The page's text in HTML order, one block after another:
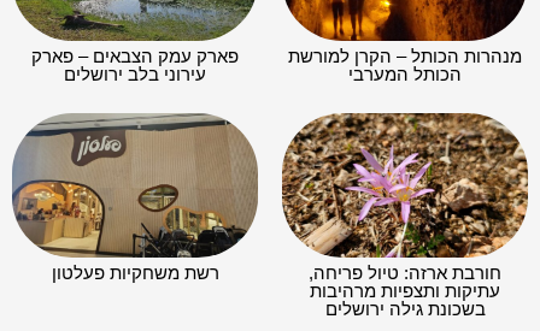
מנהרות הכותל – הקרן למורשת
הכותל המערבי
פארק עמק הצבאים – פארק
עירוני בלב ירושלים
חורבת ארזה: טיול פריחה,
עתיקות ותצפיות מרהיבות
בשכונת גילה ירושלים
רשת משחקיות פעלטון